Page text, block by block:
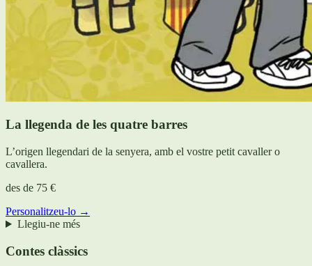
La llegenda de les quatre barres
L’origen llegendari de la senyera, amb el vostre petit cavaller o
cavallera.
des de 75 €
Personalitzeu-lo →
Llegiu-ne més
Contes clàssics